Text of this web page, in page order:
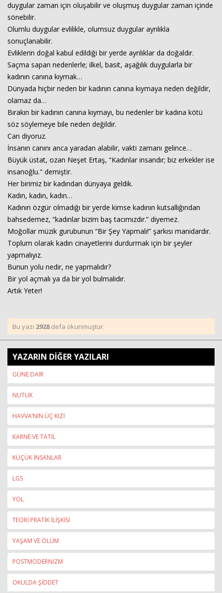
duygular zaman için oluşabilir ve oluşmuş duygular zaman içinde
sönebilir.
Olumlu duygular evlilikle, olumsuz duygular ayrılıkla
sonuçlanabilir.
Evliklerin doğal kabul edildiği bir yerde ayrılıklar da doğaldır.
Saçma sapan nedenlerle; ilkel, basit, aşağılık duygularla bir
kadının canına kıymak…
Dünyada hiçbir neden bir kadının canına kıymaya neden değildir,
olamaz da…
Bırakın bir kadının canına kıymayı, bu nedenler bir kadına kötü
söz söylemeye bile neden değildir.
Can diyoruz.
İnsanın canını anca yaradan alabilir, vakti zamanı gelince…
Büyük üstat, ozan Neşet Ertaş, “Kadınlar insandır; biz erkekler ise
insanoğlu." demiştir.
Her birimiz bir kadından dünyaya geldik.
Kadın, kadın, kadın…
Kadının özgür olmadığı bir yerde kimse kadının kutsallığından
bahsedemez, “kadınlar bizim baş tacımızdır.” diyemez.
Moğollar müzik gurubunun “Bir Şey Yapmalı!” şarkısı manidardır.
Toplum olarak kadın cinayetlerini durdurmak için bir şeyler
yapmalıyız.
Bunun yolu nedir, ne yapmalıdır?
Bir yol açmalı ya da bir yol bulmalıdır.
Artık Yeter!
Bu yazı 2928defa okunmuştur.
YAZARIN DİĞER YAZILARI
GÜNE DAİR
NUTUK
HAVVA’NIN ÜÇ KIZI
KARNE VE TATİL
KÜÇÜK İNSANLAR
LGS
YOL
TEORİ PRATİK İLİŞKİSİ
YAŞAM VE ÖLÜM
POSTMODERNİZM
OKULDA ŞİDDET